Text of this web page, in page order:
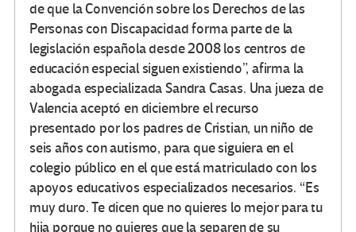
de que la Convención sobre los Derechos de las
Personas con Discapacidad forma parte de la
legislación española desde 2008 los centros de
educación especial siguen existiendo”, afirma la
abogada especializada Sandra Casas. Una jueza de
Valencia aceptó en diciembre el recurso
presentado por los padres de Cristian, un niño de
seis años con autismo, para que siguiera en el
colegio público en el que está matriculado con los
apoyos educativos especializados necesarios. “Es
muy duro. Te dicen que no quieres lo mejor para tu
hija porque no quieres que la separen de su